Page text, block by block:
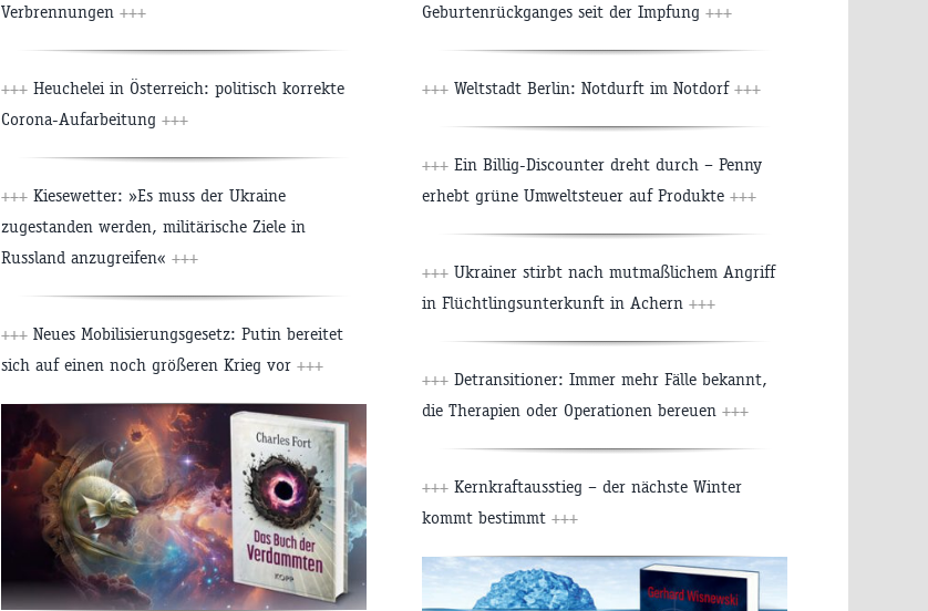
Verbrennungen +++
+++ Heuchelei in Österreich: politisch korrekte
Corona-Aufarbeitung +++
+++ Kiesewetter: »Es muss der Ukraine
zugestanden werden, militärische Ziele in
Russland anzugreifen« +++
+++ Neues Mobilisierungsgesetz: Putin bereitet
sich auf einen noch größeren Krieg vor +++
Geburtenrückganges seit der Impfung +++
+++ Weltstadt Berlin: Notdurft im Notdorf +++
+++ Ein Billig-Discounter dreht durch – Penny
erhebt grüne Umweltsteuer auf Produkte +++
+++ Ukrainer stirbt nach mutmaßlichem Angriff
in Flüchtlingsunterkunft in Achern +++
+++ Detransitioner: Immer mehr Fälle bekannt,
die Therapien oder Operationen bereuen +++
+++ Kernkraftausstieg – der nächste Winter
kommt bestimmt +++